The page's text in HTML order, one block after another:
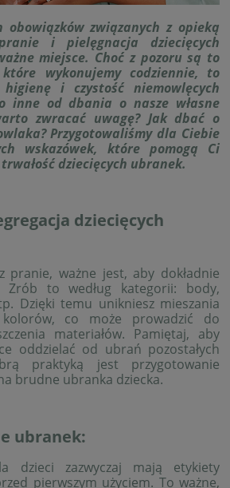
obowiązków związanych z opieką
i pielęgnacja dziecięcych
miejsce. Choć z pozoru są to
które wykonujemy codziennie, to
i czystość niemowlęcych
inne od dbania o nasze własne
zwracać uwagę? Jak dbać o
Przygotowaliśmy dla Ciebie
wskazówek, które pomogą Ci
dziecięcych ubranek.
dziecięcych
pranie, ważne jest, aby dokładnie
Zrób to według kategorii: body,
Dzięki temu unikniesz mieszania
co może prowadzić do
materiałów. Pamiętaj, aby
oddzielać od ubrań pozostałych
praktyką jest przygotowanie
brudne ubranka dziecka.
ubranek:
dzieci zazwyczaj mają etykiety
pierwszym użyciem. To ważne,